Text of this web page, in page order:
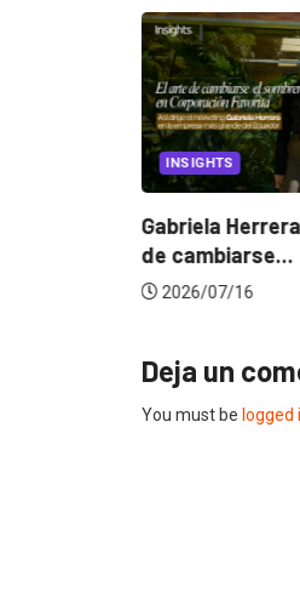
INSIGHTS
Gabriela
de cambiarse...
2026/07/16
Deja un
You must be logged